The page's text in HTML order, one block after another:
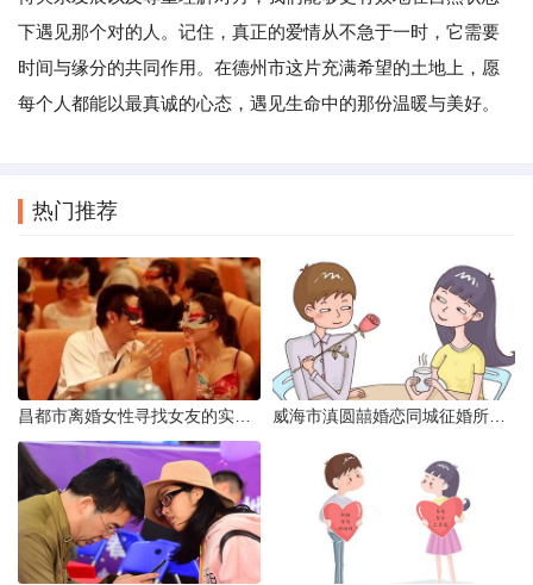
下遇见那个对的人。记住，真正的爱情从不急于一时，它需要
时间与缘分的共同作用。在德州市这片充满希望的土地上，愿
每个人都能以最真诚的心态，遇见生命中的那份温暖与美好。
热门推荐